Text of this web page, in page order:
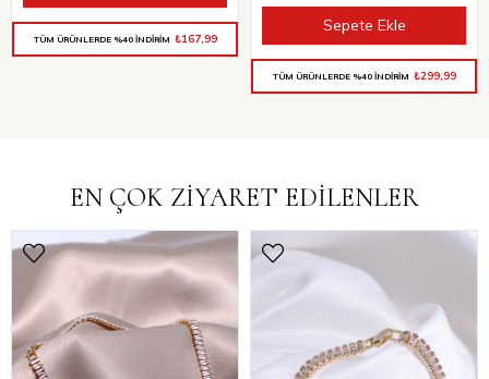
TÜM ÜRÜNLERDE %40 İNDİRİM ₺167,99
Sepete Ekle
TÜM ÜRÜNLERDE %40 İNDİRİM ₺299,99
EN ÇOK ZİYARET EDİLENLER